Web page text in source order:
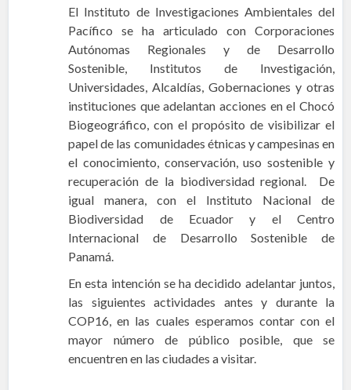
El Instituto de Investigaciones Ambientales del
Pacífico se ha articulado con Corporaciones
Autónomas Regionales y de Desarrollo
Sostenible, Institutos de Investigación,
Universidades, Alcaldías, Gobernaciones y otras
instituciones que adelantan acciones en el Chocó
Biogeográfico, con el propósito de visibilizar el
papel de las comunidades étnicas y campesinas en
el conocimiento, conservación, uso sostenible y
recuperación de la biodiversidad regional. De
igual manera, con el Instituto Nacional de
Biodiversidad de Ecuador y el Centro
Internacional de Desarrollo Sostenible de
Panamá.
En esta intención se ha decidido adelantar juntos,
las siguientes actividades antes y durante la
COP16, en las cuales esperamos contar con el
mayor número de público posible, que se
encuentren en las ciudades a visitar.